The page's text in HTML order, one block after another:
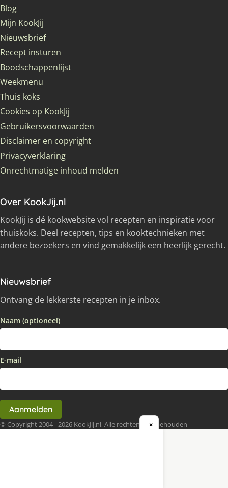
Blog
Mijn KookJij
Nieuwsbrief
Recept insturen
Boodschappenlijst
Weekmenu
Thuis koks
Cookies op KookJij
Gebruikersvoorwaarden
Disclaimer en copyright
Privacyverklaring
Onrechtmatige inhoud melden
Over KookJij.nl
KookJij is dé kookwebsite vol recepten en inspiratie voor
thuiskoks. Deel recepten, tips en kooktechnieken met
andere bezoekers en vind gemakkelijk een heerlijk gerecht.
Nieuwsbrief
Ontvang de lekkerste recepten in je inbox.
Naam (optioneel)
E-mail
Aanmelden
© Copyright 2004 - 2026 KookJij.nl, Alle rechten voorbehouden
×